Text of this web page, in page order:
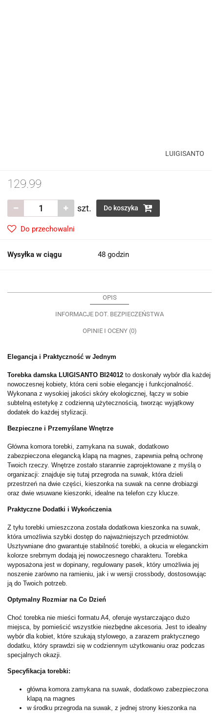
LUIGISANTO
129.99
szt. Do koszyka
Do przechowalni
Wysyłka w ciągu 48 godzin
OPIS
INFORMACJE DOT. BEZPIECZEŃSTWA
OPINIE I OCENY (0)
Elegancja i Praktyczność w Jednym
Torebka damska LUIGISANTO BI24012 to doskonały wybór dla każdej
nowoczesnej kobiety, która ceni sobie elegancję i funkcjonalność.
Wykonana z wysokiej jakości skóry ekologicznej, łączy w sobie
subtelną estetykę z codzienną użytecznością, tworząc wyjątkowy
dodatek do każdej stylizacji.
Bezpieczne i Przemyślane Wnętrze
Główna komora torebki, zamykana na suwak, dodatkowo
zabezpieczona elegancką klapą na magnes, zapewnia pełną ochronę
Twoich rzeczy. Wnętrze zostało starannie zaprojektowane z myślą o
organizacji: znajduje się tutaj przegroda na suwak, która dzieli
przestrzeń na dwie części, kieszonka na suwak na cenne drobiazgi
oraz dwie wsuwane kieszonki, idealne na telefon czy klucze.
Praktyczne Dodatki i Wykończenia
Z tyłu torebki umieszczona została dodatkowa kieszonka na suwak,
która umożliwia szybki dostęp do najważniejszych przedmiotów.
Usztywniane dno gwarantuje stabilność torebki, a okucia w eleganckim
kolorze srebrnym dodają jej nowoczesnego charakteru. Torebka
wyposażona jest w dopinany, regulowany pasek, który umożliwia jej
noszenie zarówno na ramieniu, jak i w wersji crossbody, dostosowując
ją do Twoich potrzeb.
Optymalny Rozmiar na Co Dzień
Choć torebka nie mieści formatu A4, oferuje wystarczająco dużo
miejsca, by pomieścić wszystkie niezbędne akcesoria. Jest to idealny
wybór dla kobiet, które szukają stylowego, a zarazem praktycznego
dodatku, który sprawdzi się w codziennym użytkowaniu oraz podczas
specjalnych okazji.
Specyfikacja torebki:
główna komora zamykana na suwak, dodatkowo zabezpieczona
klapą na magnes
w środku przegroda na suwak, z jednej strony kieszonka na